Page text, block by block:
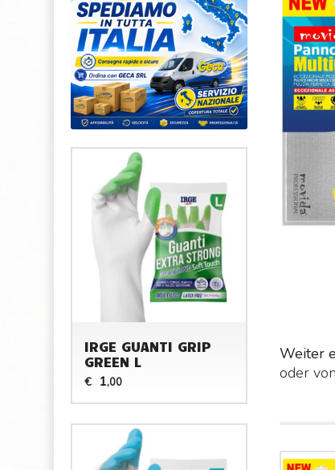
Weiter
oder von
IRGE GUANTI GRIP
GREEN L
€ 1,00